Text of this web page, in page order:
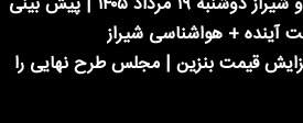
قیمت بنزین | مجلس طرح نهایی را